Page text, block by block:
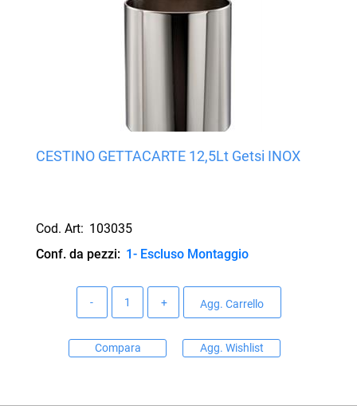
CESTINO GETTACARTE 12,5Lt Getsi INOX
Cod. Art: 103035
Conf. da pezzi: 1- Escluso Montaggio
Agg. Carrello
Compara Agg. Wishlist